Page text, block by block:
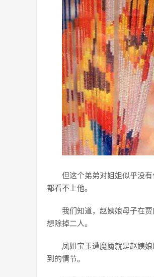
但这个弟弟对姐姐似乎没
都看不上他。
我们知道，赵姨娘母子在
想除掉二人。
凤姐宝玉遭魔魇就是赵姨
到的情节。